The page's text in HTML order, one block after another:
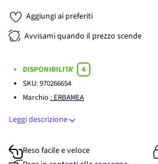
Aggiungi ai preferiti
Avvisami quando il prezzo scende
DISPONIBILITA'
4
SKU:970266654
Marchio : ERBAMEA
Leggi descrizione
Reso facile e veloce